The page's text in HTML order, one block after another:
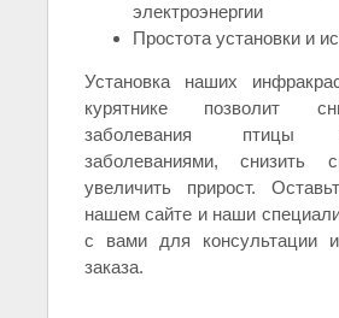
электроэнергии
Простота установки и
Установка наших
курятнике позволит
заболевания птицы
заболеваниями, снизить
увеличить прирост.
нашем сайте и наши
с вами для консультации
заказа.